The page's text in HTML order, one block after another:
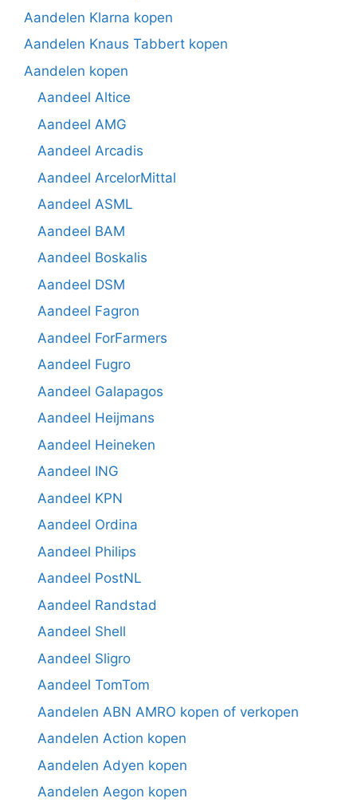
Aandelen Klarna kopen
Aandelen Knaus Tabbert kopen
Aandelen kopen
Aandeel Altice
Aandeel AMG
Aandeel Arcadis
Aandeel ArcelorMittal
Aandeel ASML
Aandeel BAM
Aandeel Boskalis
Aandeel DSM
Aandeel Fagron
Aandeel ForFarmers
Aandeel Fugro
Aandeel Galapagos
Aandeel Heijmans
Aandeel Heineken
Aandeel ING
Aandeel KPN
Aandeel Ordina
Aandeel Philips
Aandeel PostNL
Aandeel Randstad
Aandeel Shell
Aandeel Sligro
Aandeel TomTom
Aandelen ABN AMRO kopen of verkopen
Aandelen Action kopen
Aandelen Adyen kopen
Aandelen Aegon kopen